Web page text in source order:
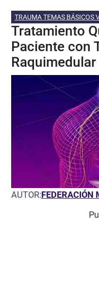
TRAUMA TEMAS BÁSICOS
Tratamiento
Paciente con
Raquimedular
AUTOR:FEDERACIÓN